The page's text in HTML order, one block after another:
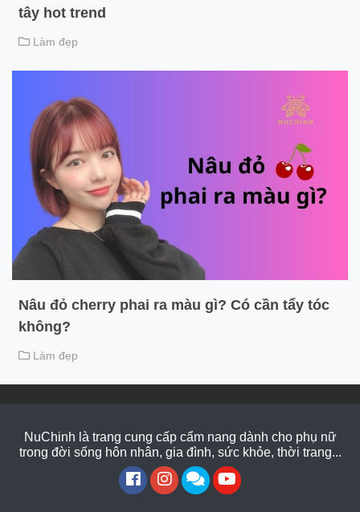
tây hot trend
Làm đẹp
Nâu đỏ cherry phai ra màu gì? Có cần tẩy tóc
không?
Làm đẹp
NuChinh là trang cung cấp cẩm nang dành cho phụ nữ
trong đời sống hôn nhân, gia đình, sức khỏe, thời trang...